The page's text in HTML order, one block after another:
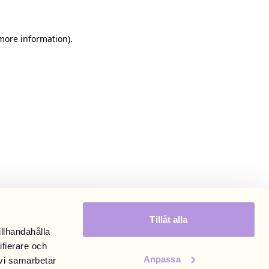
och
samarbetar
Tillåt alla
Anpassa
information).